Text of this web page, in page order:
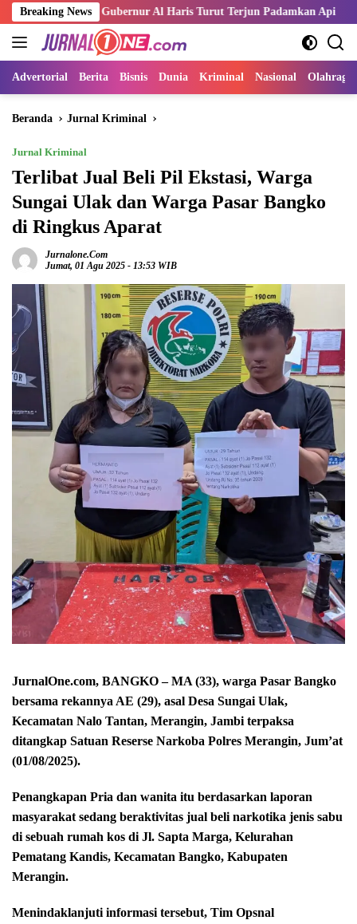
Langsung
ke
konten
Breaking News
Gubernur Al Haris Turut Terjun Padamkan Api
Advertorial Berita Bisnis Dunia Kriminal Nasional Olahraga
Beranda Jurnal Kriminal
Jurnal Kriminal
Terlibat Jual Beli Pil Ekstasi, Warga
Sungai Ulak dan Warga Pasar Bangko
di Ringkus Aparat
Jurnalone.com
Jumat, 01 Agu 2025 - 13:53 WIB
JurnalOne.com, BANGKO – MA (33), warga Pasar Bangko
bersama rekannya AE (29), asal Desa Sungai Ulak,
Kecamatan Nalo Tantan, Merangin, Jambi terpaksa
ditangkap Satuan Reserse Narkoba Polres Merangin, Jum’at
(01/08/2025).
Penangkapan Pria dan wanita itu berdasarkan laporan
masyarakat sedang beraktivitas jual beli narkotika jenis sabu
di sebuah rumah kos di Jl. Sapta Marga, Kelurahan
Pematang Kandis, Kecamatan Bangko, Kabupaten
Merangin.
Menindaklanjuti informasi tersebut, Tim Opsnal